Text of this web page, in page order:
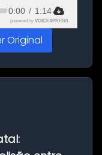
0:00 / 1:14
powered by VOICEXPRESS
Original